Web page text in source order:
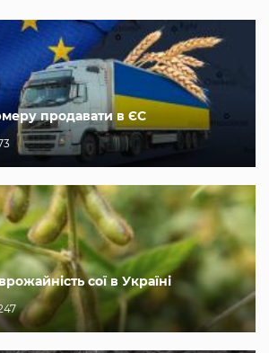
продавати в ЄС
сої в Україні